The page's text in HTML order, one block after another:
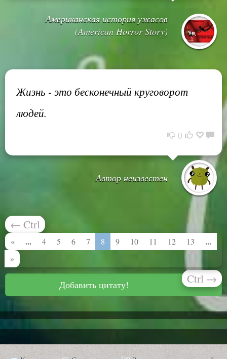
Американская история ужасов
(American Horror Story)
Жизнь - это бесконечный круговорот
людей.
0
Автор неизвестен
← Ctrl
« ... 4 5 6 7 8 9 10 11 12 13 ...
»
Ctrl →
Добавить цитату!